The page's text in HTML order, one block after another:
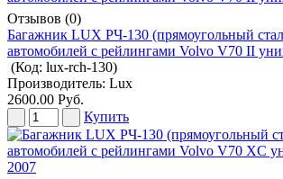
Отзывов (0)
Багажник LUX РЧ-130 (прямоугольный
автомобилей с рейлингами Volvo V70 II
(Код: lux-rch-130)
Производитель: Lux
2600.00 Руб.
Купить